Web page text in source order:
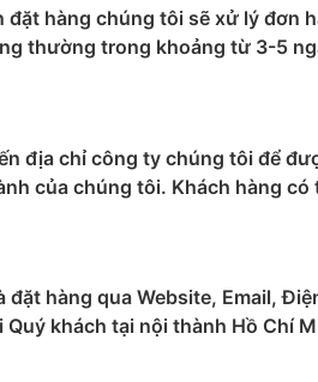
hàng chúng tôi sẽ xử lý đơn
thường trong khoảng từ 3-5
địa chỉ công ty chúng tôi để
của chúng tôi. Khách hàng
hàng qua Website, Email,
khách tại nội thành Hồ Chí